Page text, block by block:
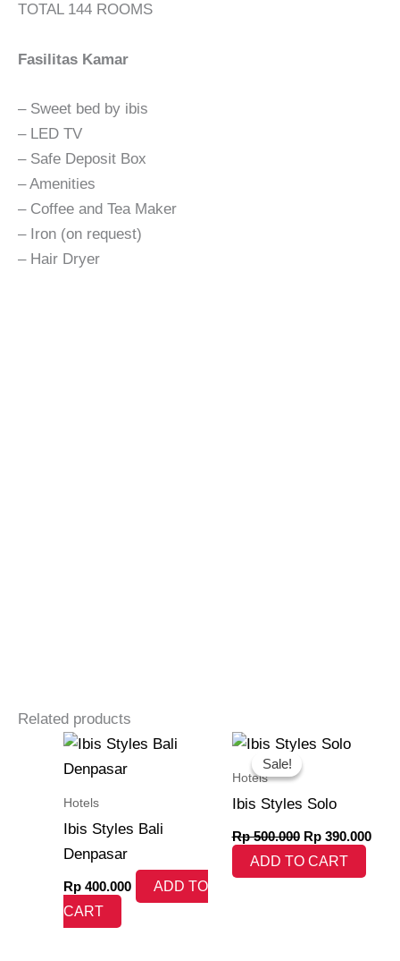
TOTAL 144 ROOMS
Fasilitas Kamar
– Sweet bed by ibis
– LED TV
– Safe Deposit Box
– Amenities
– Coffee and Tea Maker
– Iron (on request)
– Hair Dryer
Related products
Hotels
Ibis Styles Bali
Denpasar
Rp 400.000
ADD TO
CART
Sale!
Sale!
Hotels
Ibis Styles Solo
Rp500.000
Original
was:
Rp390.000
ADD TO CART